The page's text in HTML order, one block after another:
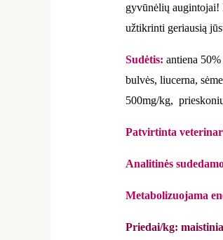
gyvūnėlių augintojai!
užtikrinti geriausią
Sudėtis: antiena
bulvės, liucerna,
500mg/kg,
Patvirtinta
Analitinės
Metabolizuojama
Priedai/kg: